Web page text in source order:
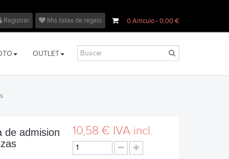
0Artículo- 0,00 €
Registrar Mis listas de regalo
OUTLET
de admision
10,58 € IVA incl.